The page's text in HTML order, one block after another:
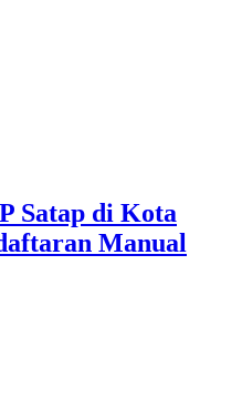
Satap di Kota
Manual